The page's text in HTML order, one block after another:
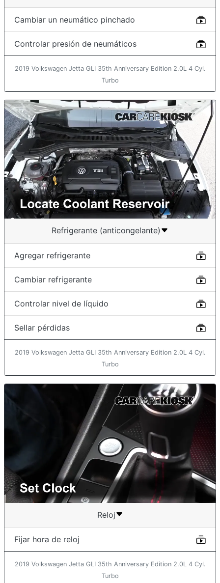
Cambiar un neumático pinchado
Controlar presión de neumáticos
2019 Volkswagen Jetta GLI 35th Anniversary Edition 2.0L 4 Cyl.
Turbo
Refrigerante (anticongelante)
Agregar refrigerante
Cambiar refrigerante
Controlar nivel de líquido
Sellar pérdidas
2019 Volkswagen Jetta GLI 35th Anniversary Edition 2.0L 4 Cyl.
Turbo
Reloj
Fijar hora de reloj
2019 Volkswagen Jetta GLI 35th Anniversary Edition 2.0L 4 Cyl.
Turbo